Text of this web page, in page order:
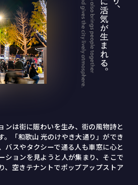
ンは街に賑わいを生み、街の風物詩と
。「和歌山 光のけやき大通り」ができ
バスやタクシーで通る人も車窓に心と
ションを見ようと人が集まり、そこで
、空きテナントでポップアップストア